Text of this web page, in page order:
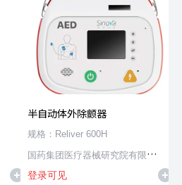
半自动体外除颤器
规格：Reliver 600H
国药集团医疗器械研究院有限公
司
登录可见